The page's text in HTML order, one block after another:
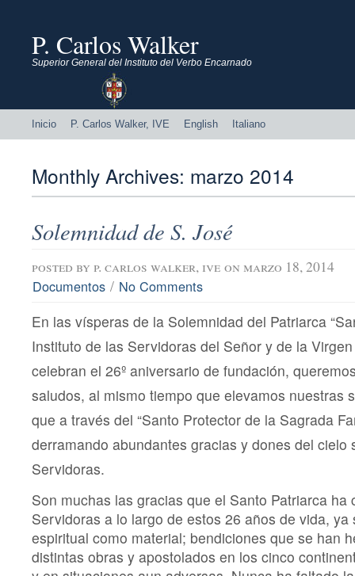
P. Carlos Walker
Superior General del Instituto del Verbo Encarnado
Inicio P. Carlos Walker, IVE English Italiano
Monthly Archives: marzo 2014
Solemnidad de S. José
posted by p. carlos walker, ive on marzo 18, 2014
Documentos / No Comments
En las vísperas de la Solemnidad del Patriarca
Instituto de las Servidoras del Señor y de la
celebran el 26º aniversario de fundación,
saludos, al mismo tiempo que elevamos nuestras
que a través del “Santo Protector de la Sagrada
derramando abundantes gracias y dones del cielo
Servidoras.
Son muchas las gracias que el Santo Patriarca ha
Servidoras a lo largo de estos 26 años de vida, ya
espiritual como material; bendiciones que se han
distintas obras y apostolados en los cinco